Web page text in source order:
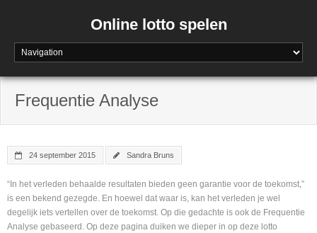
Online lotto spelen
Frequentie Analyse
24 september 2015 Sandra Bruns
“In het verleden behaalde resultaten bieden geen garantie voor de toekomst,”
is een bekend gezegde. En hoewel dat waar is, kan het verleden je wel
degelijk iets vertellen over de toekomst. Op die gedachte is ook de Frequentie
Analyse gebaseerd. Op deze pagina duiken we dieper in op deze lotto